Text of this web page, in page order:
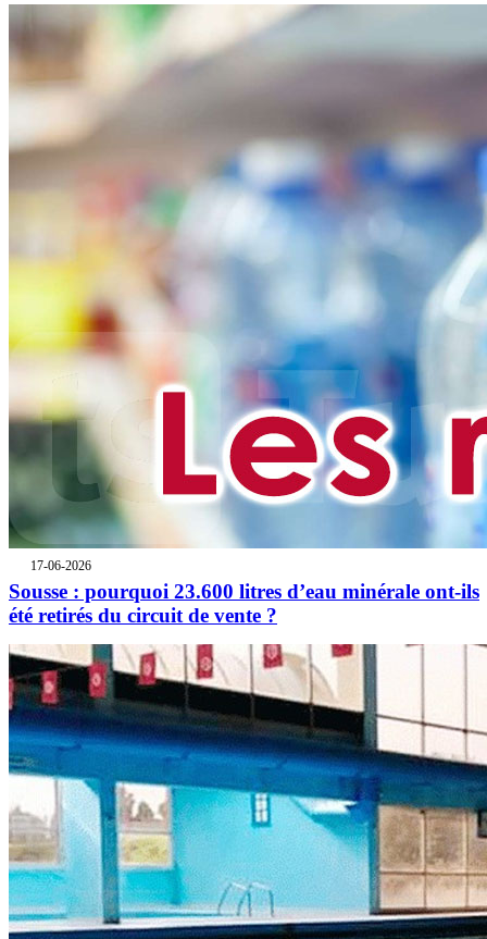
17-06-2026
Sousse : pourquoi 23.600 litres d’eau minérale ont-ils
été retirés du circuit de vente ?